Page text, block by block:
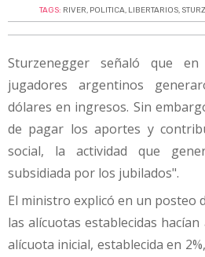
TAGS: RIVER, POLITICA, LIBERTARIOS,
Sturzenegger señaló que
jugadores argentinos
dólares en ingresos. Sin
de pagar los aportes y
social, la actividad que
subsidiada por los jubilados".
El ministro explicó en un posteo
las alícuotas establecidas
alícuota inicial, establecida en